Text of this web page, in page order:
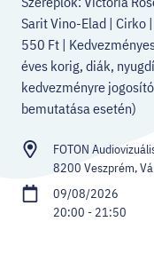
Sarit Vino-Elad | Cirko
550 Ft |
éves korig, diák,
kedvezményre
bemutatása esetén)
FOTON
8200 Veszprém,
09/08/2026
20:00 - 21:50